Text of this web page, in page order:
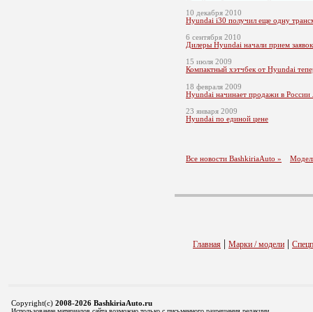
10 декабря 2010
Hyundai i30 получил еще одну
6 сентября 2010
Дилеры Hyundai начали прием
15 июля 2009
Компактный хэтчбек от Hyundai
18 февраля 2009
Hyundai начинает продажи в России
23 января 2009
Hyundai по единой цене
Все новости BashkiriaAuto »
Главная | Марки / модели |
Copyright(c) 2008-2026 BashkiriaAuto.ru